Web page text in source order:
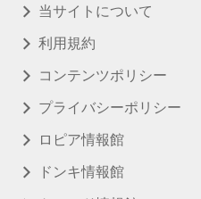
当サイトについて
利用規約
コンテンツポリシー
プライバシーポリシー
ロピア情報館
ドンキ情報館